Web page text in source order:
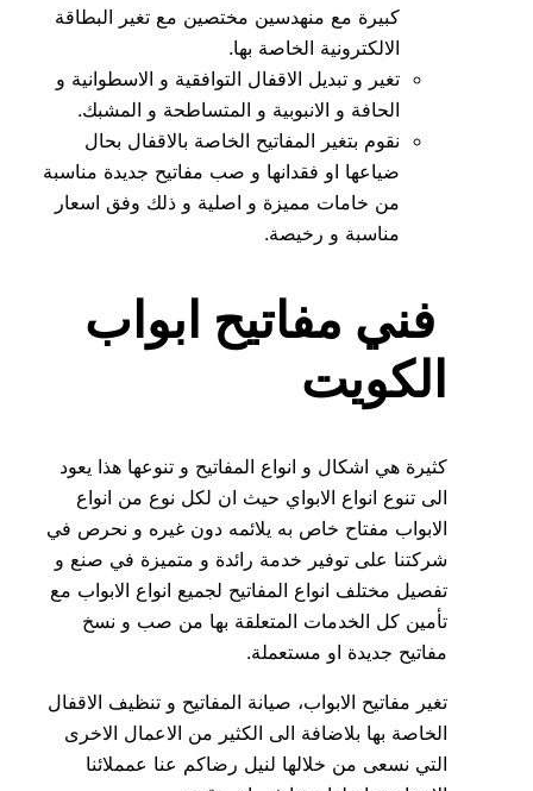
كبيرة مع منهدسين مختصين مع تغير البطاقة
الالكترونية الخاصة بها.
تغير و تبديل الاقفال التوافقية و الاسطوانية و
الحافة و الانبوبية و المتساطحة و المشبك.
نقوم بتغير المفاتيح الخاصة بالاقفال بحال
ضياعها او فقدانها و صب مفاتيح جديدة مناسبة
من خامات مميزة و اصلية و ذلك وفق اسعار
مناسبة و رخيصة.
فني مفاتيح ابواب
الكويت
كثيرة هي اشكال و انواع المفاتيح و تنوعها هذا يعود
الى تنوع انواع الابواي حيث ان لكل نوع من انواع
الابواب مفتاح خاص به يلائمه دون غيره و نحرص في
شركتنا على توفير خدمة رائدة و متميزة في صنع و
تفصيل مختلف انواع المفاتيح لجميع انواع الابواب مع
تأمين كل الخدمات المتعلقة بها من صب و نسخ
مفاتيح جديدة او مستعملة.
تغير مفاتيح الابواب، صيانة المفاتيح و تنظيف الاقفال
الخاصة بها بلاضافة الى الكثير من الاعمال الاخرى
التي نسعى من خلالها لنيل رضاكم عنا عمملائنا